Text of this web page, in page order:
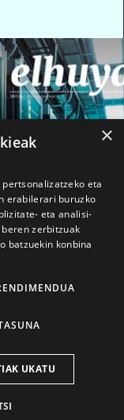
mar. 1a
×
eta
erabilerari buruzko
eta analisi-
zerbitzuak
batzuekin konbina
UKATU